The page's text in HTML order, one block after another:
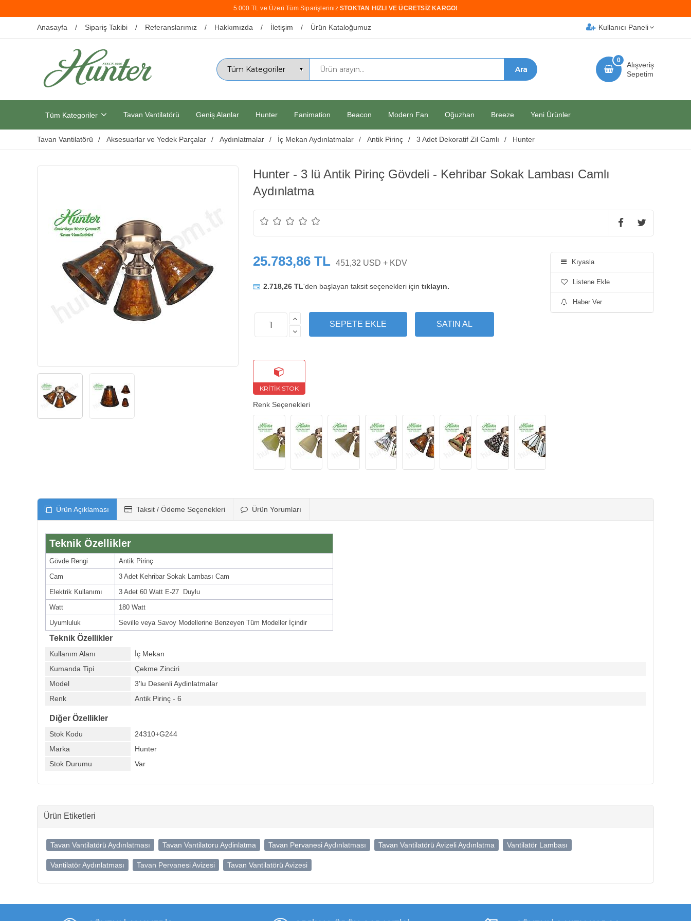
5.000 TL ve Üzeri Tüm Siparişleriniz STOKTAN HIZLI VE ÜCRETSİZ KARGO!
Anasayfa Sipariş Takibi Referanslarımız Hakkımızda İletişim Ürün Kataloğumuz Kullanıcı Paneli
Alışveriş
Sepetim
0
Tüm Kategoriler Tavan Vantilatörü Geniş Alanlar Hunter Fanimation Beacon Modern Fan Oğuzhan Breeze Yeni Ürünler
Tavan Vantilatörü Aksesuarlar ve Yedek Parçalar Aydınlatmalar İç Mekan Aydınlatmalar Antik Pirinç 3 Adet Dekoratif Zil Camlı Hunter
Hunter - 3 lü Antik Pirinç Gövdeli - Kehribar Sokak Lambası Camlı
Aydınlatma
25.783,86 TL 451,32 USD + KDV
2.718,26 TL'den başlayan taksit seçenekleri için tıklayın.
Renk Seçenekleri
Kıyasla
Listene Ekle
Haber Ver
Ürün Açıklaması Taksit / Ödeme Seçenekleri Ürün Yorumları
Teknik Özellikler
Gövde Rengi
Antik Pirinç
Cam
3 Adet Kehribar Sokak Lambası Cam
Elektrik Kullanımı
3 Adet 60 Watt E-27 Duylu
Watt
180 Watt
Uyumluluk
Seville veya Savoy Modellerine Benzeyen Tüm Modeller İçindir
Teknik Özellikler
Kullanım Alanı
İç Mekan
Kumanda Tipi
Çekme Zinciri
Model
3'lu Desenli Aydinlatmalar
Renk
Antik Pirinç - 6
Diğer Özellikler
Stok Kodu
24310+G244
Marka
Hunter
Stok Durumu
Var
Ürün Etiketleri
Tavan Vantilatörü Aydınlatması Tavan Vantilatoru Aydinlatma Tavan Pervanesi Aydınlatması Tavan Vantilatörü Avizeli Aydınlatma Vantilatör Lambası
Vantilatör Aydınlatması Tavan Pervanesi Avizesi Tavan Vantilatörü Avizesi